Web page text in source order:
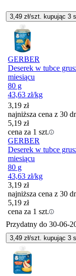
3,49 zł/szt. kupując 3
GERBER
Deserek w tubce
miesiącu
80 g
43,63 zł/kg
3,19 zł
najniższa cena z 30
5,19 zł
cena za 1 szt.
GERBER
Deserek w tubce
miesiącu
80 g
43,63 zł/kg
3,19 zł
najniższa cena z 30
5,19 zł
cena za 1 szt.
Przydatny do 30-06-
3,49 zł/szt. kupując 3